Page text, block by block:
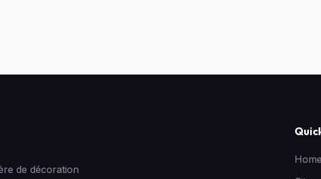
de décoration
Home